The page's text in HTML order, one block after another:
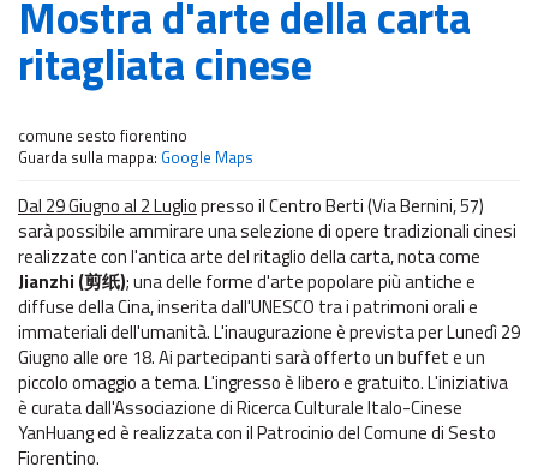
Mostra d'arte della carta
ritagliata cinese
comune sesto fiorentino
Guarda sulla mappa: Google Maps
Dal 29 Giugno al 2 Lugliopresso il Centro Berti (Via Bernini, 57)
sarà possibile ammirare una selezione di opere tradizionali cinesi
realizzate con l'antica arte del ritaglio della carta, nota come
Jianzhi (剪纸); una delle forme d'arte popolare più antiche e
diffuse della Cina, inserita dall'UNESCO tra i patrimoni orali e
immateriali dell'umanità. L'inaugurazione è prevista per Lunedì 29
Giugno alle ore 18. Ai partecipanti sarà offerto un buffet e un
piccolo omaggio a tema. L'ingresso è libero e gratuito. L'iniziativa
è curata dall'Associazione di Ricerca Culturale Italo-Cinese
YanHuang ed è realizzata con il Patrocinio del Comune di Sesto
Fiorentino.